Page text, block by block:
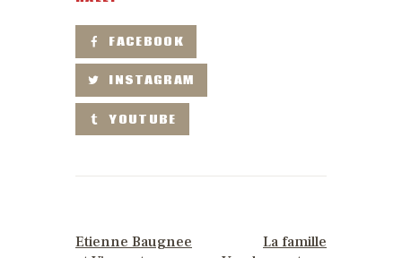
FACEBOOK
INSTAGRAM
YOUTUBE
Etienne Baugnee
La famille